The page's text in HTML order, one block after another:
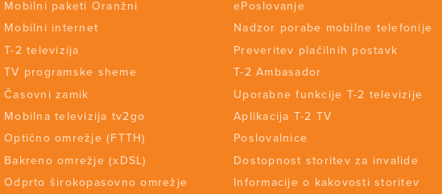
Mobilni paketi Oranžni
Mobilni internet
T-2 televizija
TV programske sheme
Časovni zamik
Mobilna televizija tv2go
Optično omrežje (FTTH)
Bakreno omrežje (xDSL)
Odprto širokopasovno omrežje
ePoslovanje
Nadzor porabe mobilne telefonije
Preveritev plačilnih postavk
T-2 Ambasador
Uporabne funkcije T-2 televizije
Aplikacija T-2 TV
Poslovalnice
Dostopnost storitev za invalide
Informacije o kakovosti storitev